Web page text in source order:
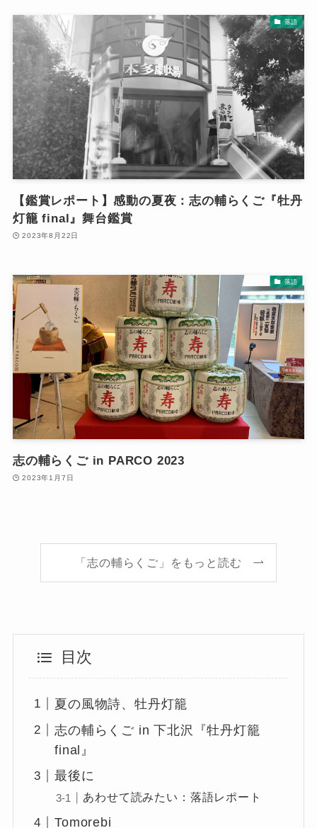
落語
【鑑賞レポート】感動の夏夜：志の輔らくご『牡丹
灯籠 final』舞台鑑賞
2023年8月22日
落語
志の輔らくご in PARCO 2023
2023年1月7日
「志の輔らくご」をもっと読む
目次
夏の風物詩、牡丹灯籠
志の輔らくご in 下北沢『牡丹灯籠
final』
最後に
あわせて読みたい：落語レポート
Tomorebi